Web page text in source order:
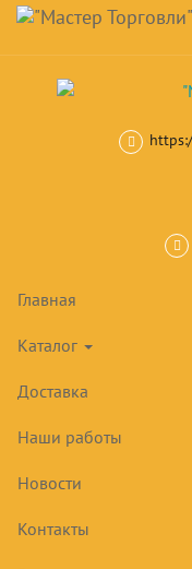
Skip
main
content
Навигация
Главная
Каталог
Доставка
Наши работы
Новости
Контакты
Корзина
Лари